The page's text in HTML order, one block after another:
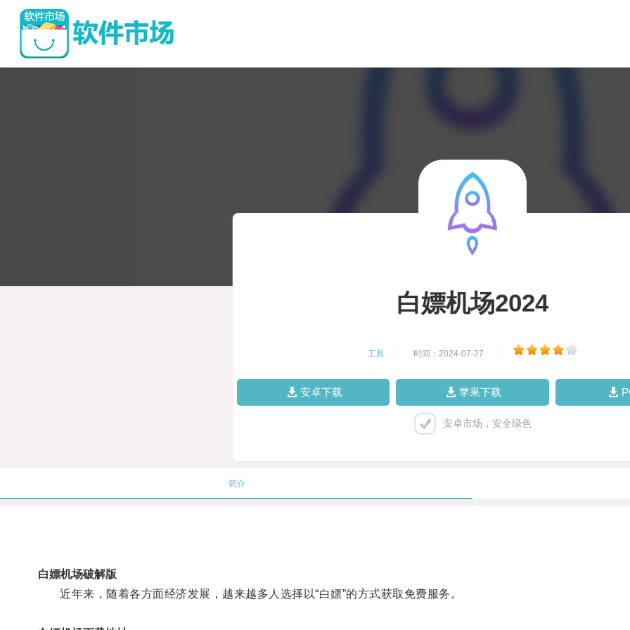
白嫖机场2024
工具 时间：2024-07-27
安卓下载 苹果下载
安卓市场，安全绿色
简介
白嫖机场破解版
近年来，随着各方面经济发展，越来越多人选择以“白嫖”的方式获取免费服务。